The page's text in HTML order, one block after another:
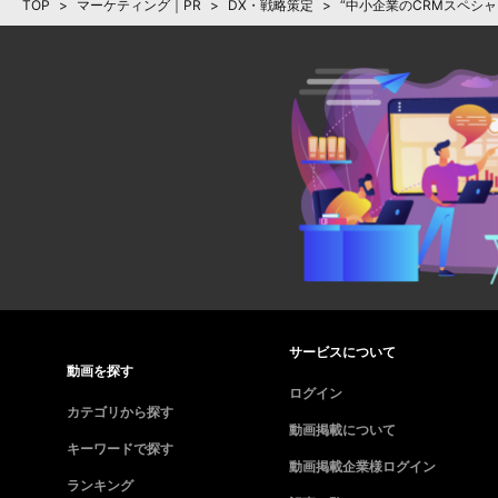
TOP > マーケティング｜PR > DX・戦略策定 > “中小企業のCRMスペシ
動画を探す
カテゴリから探す
キーワードで探す
ランキング
サービスについて
ログイン
動画掲載について
動画掲載企業様ログイン